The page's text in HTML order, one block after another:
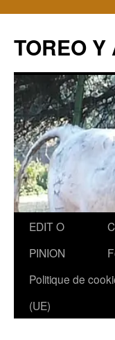
TOREO Y
Aller
contenu
EDIT O
PINION
Politique de
(UE)